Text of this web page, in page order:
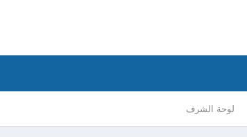
لوحة الشرف